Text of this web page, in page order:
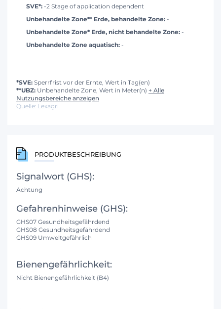
SVE*: -2 Stage of application dependent
Unbehandelte Zone** Erde, behandelte Zone: -
Unbehandelte Zone* Erde, nicht behandelte Zone: -
Unbehandelte Zone aquatisch: -
*SVE: Sperrfrist vor der Ernte, Wert in Tag(en)
**UBZ: Unbehandelte Zone, Wert in Meter(n) + Alle
Nutzungsbereiche anzeigen
Quelle: Lexagri
PRODUKTBESCHREIBUNG
Signalwort (GHS):
Achtung
Gefahrenhinweise (GHS):
GHS07 Gesundheitsgefährdend
GHS08 Gesundheitsgefährdend
GHS09 Umweltgefährlich
Bienengefährlichkeit:
Nicht Bienengefährlichkeit (B4)